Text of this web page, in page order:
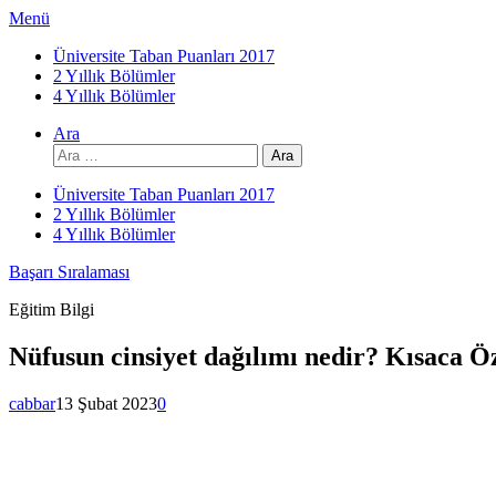
İçeriğe
Menü
Üniversite Taban Puanları 2017
2 Yıllık Bölümler
4 Yıllık Bölümler
Ara
Arama:
Üniversite Taban Puanları 2017
2 Yıllık Bölümler
4 Yıllık Bölümler
Başarı Sıralaması
Eğitim Bilgi
Nüfusun cinsiyet dağılımı nedir? Kısaca
cabbar13 Şubat 20230